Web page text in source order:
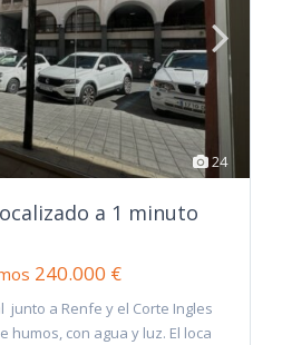
24
a 1 minuto
240.000 €
junto a Renfe y el Corte Ingles
humos, con agua y luz. El loca